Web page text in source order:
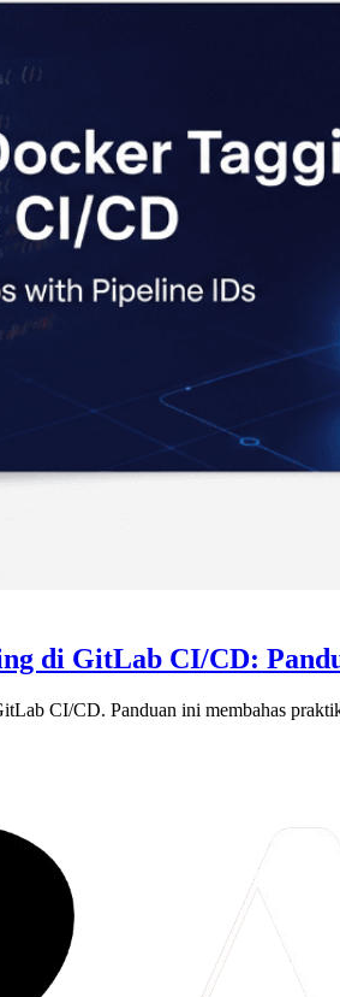
di GitLab CI/CD:
CI/CD. Panduan ini membahas